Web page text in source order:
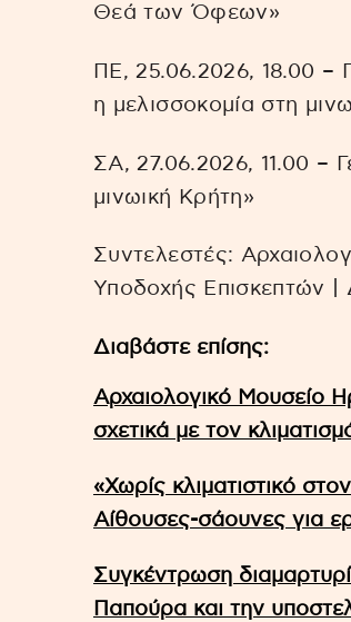
Θεά των Όφεων»
ΠΕ, 25.06.2026, 18.00 –
η μελισσοκομία στη
ΣΑ, 27.06.2026, 11.00 –
μινωική Κρήτη»
Συντελεστές:
Υποδοχής Επισκεπτών
Διαβάστε επίσης:
Αρχαιολογικό Μουσείο
σχετικά με τον
«Χωρίς κλιματιστικό
Αίθουσες-σάουνες για
Συγκέντρωση
Παπούρα και την